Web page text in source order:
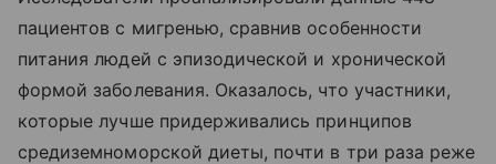
пациентов с мигренью, сравнив особенности
питания людей с эпизодической и хронической
формой заболевания. Оказалось, что участники,
которые лучше придерживались принципов
средиземноморской диеты, почти в три раза реже